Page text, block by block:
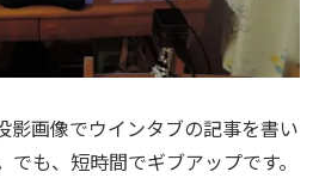
影画像でウインタブの記事を書い
も、短時間でギブアップです。